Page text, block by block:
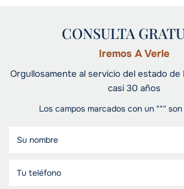
CONSULTA
Iremos A Verle
Orgullosamente al servicio del estado de
casi 30 años
Los campos marcados con un "*"